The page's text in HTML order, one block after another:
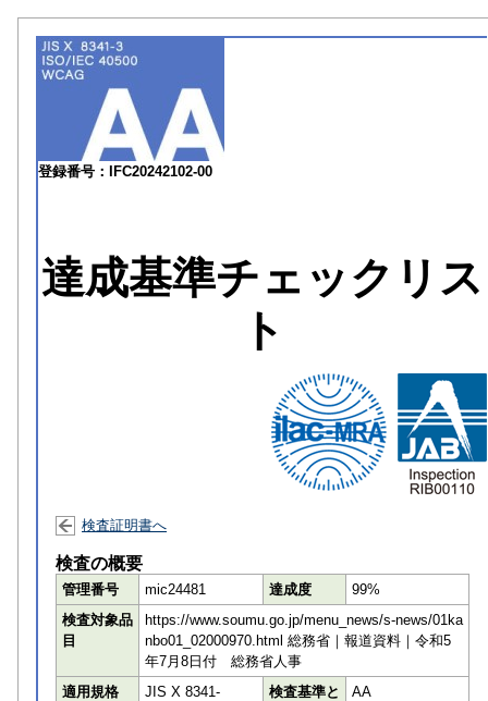
登録番号：IFC20242102-00
達成基準チェックリス
ト
検査証明書へ
検査の概要
管理番号 mic24481 達成度
99%
検査対象品
目
https://www.soumu.go.jp/menu_news/s-news/01ka
nbo01_02000970.html 総務省｜報道資料｜令和5
年7月8日付 総務省人事
適用規格
JIS X 8341-
検査基準と
AA